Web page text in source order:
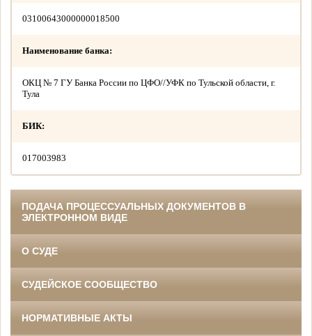
03100643000000018500
Наименование банка:
ОКЦ № 7 ГУ Банка России по ЦФО//УФК по Тульской области, г.
Тула
БИК:
017003983
ПОДАЧА ПРОЦЕССУАЛЬНЫХ ДОКУМЕНТОВ В
ЭЛЕКТРОННОМ ВИДЕ
О СУДЕ
СУДЕЙСКОЕ СООБЩЕСТВО
НОРМАТИВНЫЕ АКТЫ